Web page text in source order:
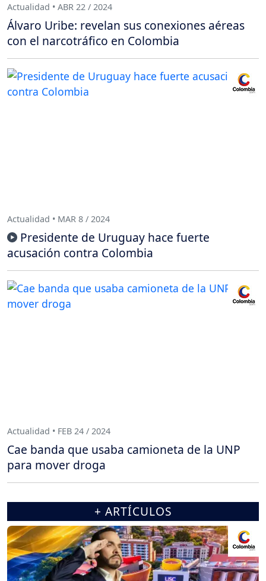
Actualidad • ABR 22 / 2024
Álvaro Uribe: revelan sus conexiones aéreas
con el narcotráfico en Colombia
Actualidad • MAR 8 / 2024
Presidente de Uruguay hace fuerte
acusación contra Colombia
Actualidad • FEB 24 / 2024
Cae banda que usaba camioneta de la UNP
para mover droga
+ ARTÍCULOS